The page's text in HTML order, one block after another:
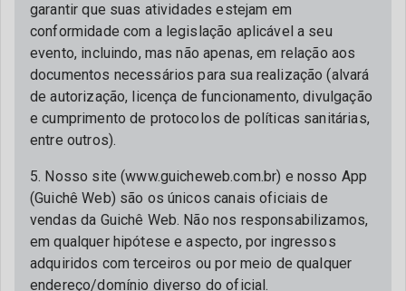
garantir que suas atividades estejam em
conformidade com a legislação aplicável a seu
evento, incluindo, mas não apenas, em relação aos
documentos necessários para sua realização (alvará
de autorização, licença de funcionamento, divulgação
e cumprimento de protocolos de políticas sanitárias,
entre outros).
5. Nosso site (www.guicheweb.com.br) e nosso App
(Guichê Web) são os únicos canais oficiais de
vendas da Guichê Web. Não nos responsabilizamos,
em qualquer hipótese e aspecto, por ingressos
adquiridos com terceiros ou por meio de qualquer
endereço/domínio diverso do oficial.